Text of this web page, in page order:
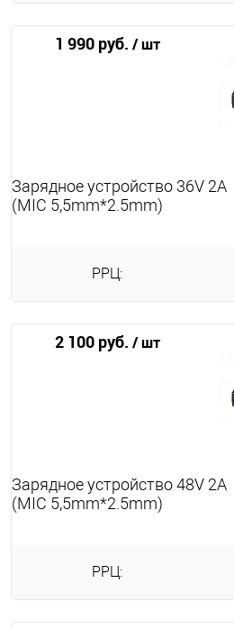
1 990 руб. / шт
Зарядное устройство 36V 2A
(MIC 5,5mm*2.5mm)
РРЦ:
2 100 руб. / шт
Зарядное устройство 48V 2A
(MIC 5,5mm*2.5mm)
РРЦ: